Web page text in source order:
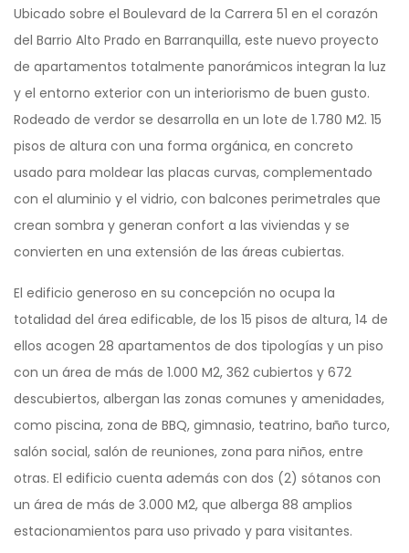
Ubicado sobre el Boulevard de la Carrera 51 en el corazón
del Barrio Alto Prado en Barranquilla, este nuevo proyecto
de apartamentos totalmente panorámicos integran la luz
y el entorno exterior con un interiorismo de buen gusto.
Rodeado de verdor se desarrolla en un lote de 1.780 M2. 15
pisos de altura con una forma orgánica, en concreto
usado para moldear las placas curvas, complementado
con el aluminio y el vidrio, con balcones perimetrales que
crean sombra y generan confort a las viviendas y se
convierten en una extensión de las áreas cubiertas.
El edificio generoso en su concepción no ocupa la
totalidad del área edificable, de los 15 pisos de altura, 14 de
ellos acogen 28 apartamentos de dos tipologías y un piso
con un área de más de 1.000 M2, 362 cubiertos y 672
descubiertos, albergan las zonas comunes y amenidades,
como piscina, zona de BBQ, gimnasio, teatrino, baño turco,
salón social, salón de reuniones, zona para niños, entre
otras. El edificio cuenta además con dos (2) sótanos con
un área de más de 3.000 M2, que alberga 88 amplios
estacionamientos para uso privado y para visitantes.